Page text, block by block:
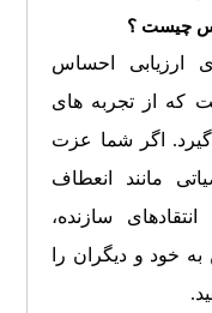
چیست ؟
ارزیابی احساس
که از تجربه های
اگر شما عزت
مانند انعطاف
سازنده،
خود و دیگران را